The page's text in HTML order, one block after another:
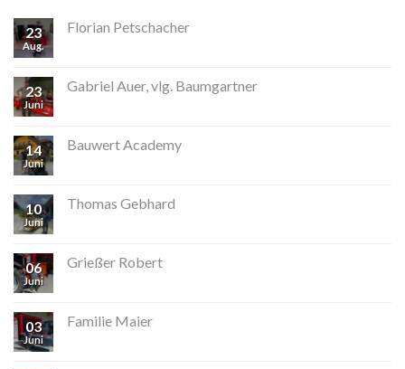
23
Aug.
Florian Petschacher
23
Juni
Gabriel Auer, vlg. Baumgartner
14
Juni
Bauwert Academy
10
Juni
Thomas Gebhard
06
Juni
Grießer Robert
03
Juni
Familie Maier